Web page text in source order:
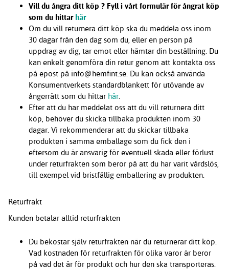
Vill du ångra ditt köp ? Fyll i vårt formulär för ångrat köp
som du hittar här
Om du vill returnera ditt köp ska du meddela oss inom
30 dagar från den dag som du, eller en person på
uppdrag av dig, tar emot eller hämtar din beställning. Du
kan enkelt genomföra din retur genom att kontakta oss
på epost på info@hemfint.se. Du kan också använda
Konsumentverkets standardblankett för utövande av
ångerrätt som du hittar här
Efter att du har meddelat oss att du vill returnera ditt
köp, behöver du skicka tillbaka produkten inom 30
dagar. Vi rekommenderar att du skickar tillbaka
produkten i samma emballage som du fick den i
eftersom du är ansvarig för eventuell skada eller förlust
under returfrakten som beror på att du har varit vårdslös,
till exempel vid bristfällig emballering av produkten.
Returfrakt
Kunden betalar alltid returfrakten
Du bekostar själv returfrakten när du returnerar ditt köp.
Vad kostnaden för returfrakten för olika varor är beror
på vad det är för produkt och hur den ska transporteras.